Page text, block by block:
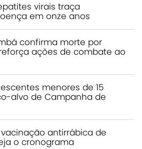
virais traça
em onze anos
confirma morte por
ações de combate ao
menores de 15
alvo de Campanha de
antirrábica de
o cronograma